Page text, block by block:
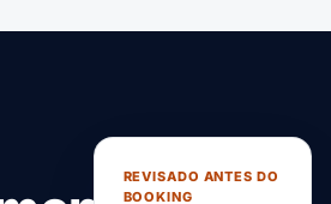
REVISADO ANTES DO
BOOKING